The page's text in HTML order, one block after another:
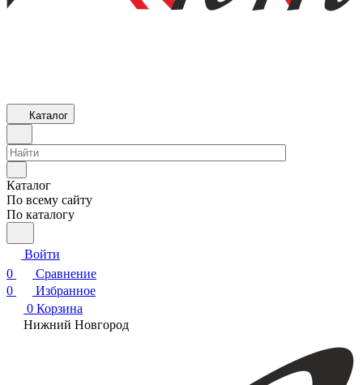
Каталог
Каталог
По всему сайту
По каталогу
Войти
0
Сравнение
0
Избранное
0 Корзина
Нижний Новгород